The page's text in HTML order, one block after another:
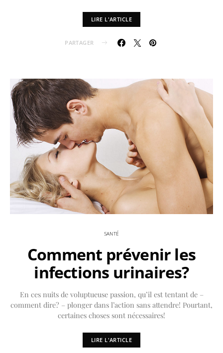
LIRE L'ARTICLE
PARTAGER
SANTÉ
Comment prévenir les
infections urinaires?
En ces nuits de voluptueuse passion, qu’il est tentant de –
comment dire? – plonger dans l’action sans attendre! Pourtant,
certaines choses sont nécessaires!
LIRE L'ARTICLE